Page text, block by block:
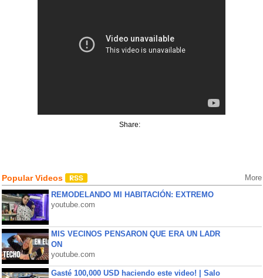
Share:
Popular Videos More
REMODELANDO MI HABITACIÓN: EXTREMO
youtube.com
MIS VECINOS PENSARON QUE ERA UN LADR
ON
youtube.com
Gasté 100,000 USD haciendo este video! | Salo